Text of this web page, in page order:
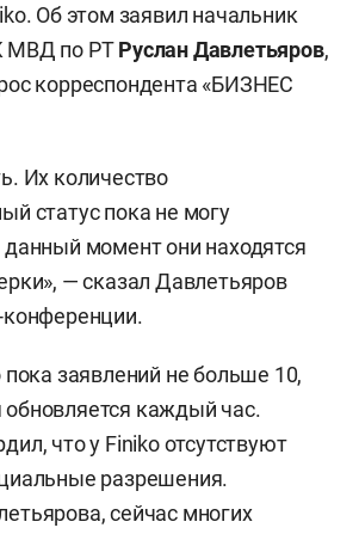
Об этом заявил начальник
МВД по РТРуслан Давлетьяров,
корреспондента «БИЗНЕС
Их количество
статус пока не могу
момент они находятся
— сказал Давлетьяров
конференции.
пока заявлений не больше 10,
каждый час.
что у Finiko отсутствуют
разрешения.
сейчас многих